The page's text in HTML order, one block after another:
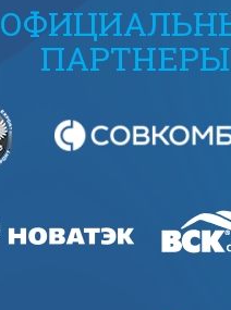
ПАРТНЕРЫ